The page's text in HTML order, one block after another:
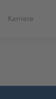
Karriere